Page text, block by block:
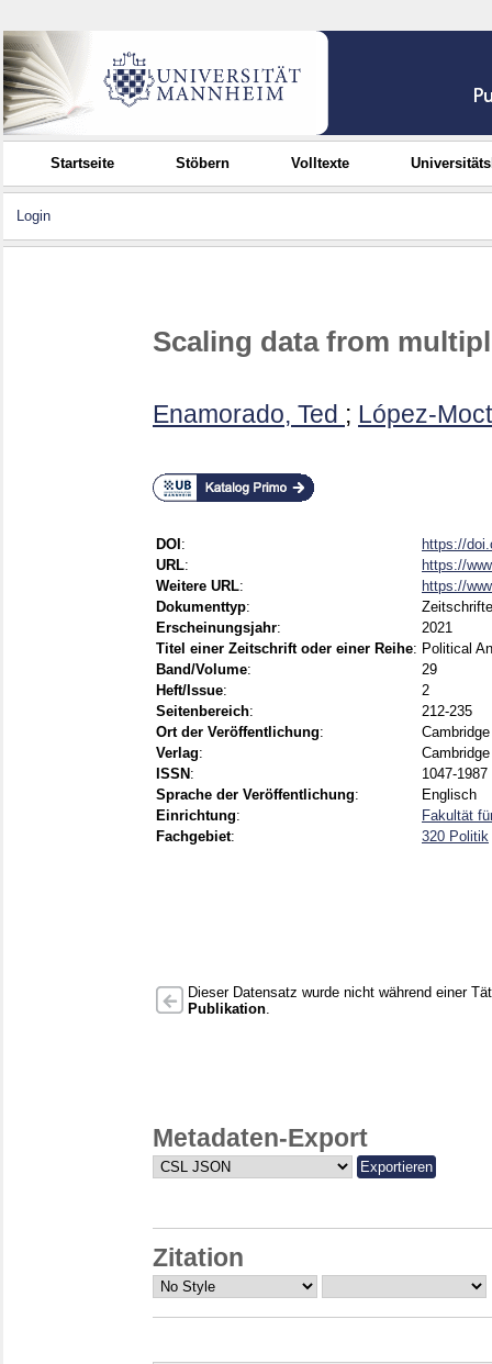
Startseite Stöbern Volltexte
Login
Scaling data from
Enamorado, Ted ; López-
DOI :
https://
URL:
https://
Weitere URL:
https://
Dokumenttyp:
Erscheinungsjahr:
2021
Titel einer Zeitschrift oder einer Reihe: Political
Band/Volume:
29
Heft/Issue:
2
Seitenbereich:
212-235
Ort der Veröffentlichung:
Cambridge
Verlag:
ISSN :
1047-
Sprache der Veröffentlichung:
Englisch
Einrichtung:
Fakultät
Fachgebiet: 320 Politik
Dieser Datensatz wurde nicht während einer
Publikation
Metadaten-Export
Zitation